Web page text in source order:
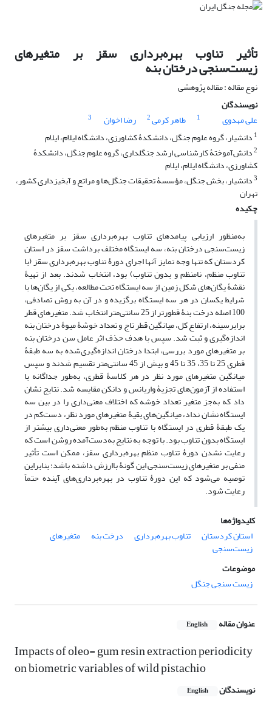
تأثیر تناوب بهره‌برداری سقز بر متغیرهای
زیست‌سنجی درختان بنه
نوع مقاله : مقاله پژوهشی
نویسندگان
علی مهدوی
1 طاهر کرمی2 رضا اخوان
3
1 دانشیار، گروه علوم جنگل، دانشکدۀ کشاورزی، دانشگاه ایلام، ایلام
2دانش‌آموختۀ کارشناسی ارشد جنگلداری،‌ گروه علوم جنگل، دانشکدۀ
کشاورزی، دانشگاه ایلام، ایلام
3دانشیار، بخش جنگل، مؤسسۀ تحقیقات جنگل‌ها و مراتع و آبخیزداری کشور،
تهران
چکیده
به‌منظور ارزیابی پیامدهای تناوب بهره‌برداری سقز بر متغیرهای
زیست‌سنجی درختان بنه، سه ایستگاه مختلف برداشت سقز در استان
کردستان که تنها وجه تمایز آنها اجرای دورۀ تناوب بهره‌برداری سقز (با
تناوب منظم، نامنظم و بدون تناوب) بود، انتخاب شدند. بعد از تهیۀ
نقشۀ یگان‌های شکل زمین از سه ایستگاه تحت مطالعه، یکی از یگان‌ها با
شرایط یکسان در هر سه ایستگاه برگزیده و در آن به روش تصادفی،
100 اصله درخت بنۀ قطورتر از 25 سانتی‌متر انتخاب شد. متغیرهای قطر
برابرسینه، ارتفاع کل، میانگین قطر تاج و تعداد خوشۀ میوۀ درختان بنه
اندازه‌گیری و ثبت شد. سپس با هدف حذف اثر عامل سن درختان بنه
بر متغیرهای مورد بررسی، ابتدا درختان اندازه‌گیری‌شده به سه طبقۀ
قطری 25 تا 35، 35 تا 45 و بیش از 45 سانتی‌متر تقسیم شدند و سپس
میانگین متغیرهای مورد نظر در هر کلاسۀ قطری، به‌طور جداگانه با
استفاده از آزمون‌های تجزیۀ واریانس و دانکن مقایسه شد. نتایج نشان
داد که به‌جز متغیر تعداد خوشه که اختلاف معنی‌داری را در بین سه
ایستگاه نشان نداد، میانگین‌های بقیۀ متغیرهای مورد نظر، دست‌کم در
یک طبقۀ قطری در ایستگاه با تناوب منظم به‌طور معنی‌داری بیشتر از
ایستگاه بدون تناوب بود. با توجه به نتایج به‌دست‌آمده روشن است که
رعایت نشدن دورۀ تناوب منظم بهره‌برداری سقز، ممکن است تأثیر
منفی بر متغیرهای زیست‌سنجی این گونۀ باارزش داشته باشد؛ بنابراین
توصیه می‌شود که این دورۀ تناوب در بهره‌برداری‌های آینده حتماً
رعایت شود.
کلیدواژه‌ها
استان کردستان
تناوب بهره‌برداری درخت بنه متغیرهای
زیست‌سنجی
موضوعات
زیست سنجی جنگل
عنوان مقاله English
Impacts of oleo- gum resin extraction periodicity
on biometric variables of wild pistachio
نویسندگان English